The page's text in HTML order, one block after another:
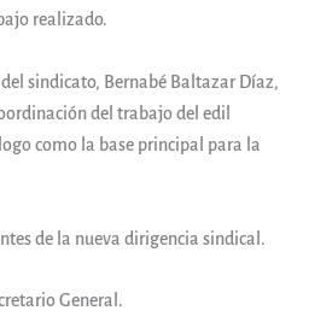
realizado.
sindicato, Bernabé Baltazar Díaz,
del trabajo del edil
como la base principal para la
de la nueva dirigencia sindical.
General.